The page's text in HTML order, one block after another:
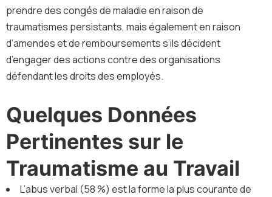
prendre des congés de maladie en raison de
traumatismes persistants, mais également en raison
d’amendes et de remboursements s’ils décident
d’engager des actions contre des organisations
défendant les droits des employés.
Quelques Données
Pertinentes sur le
Traumatisme au Travail
L’abus verbal (58 %) est la forme la plus courante de